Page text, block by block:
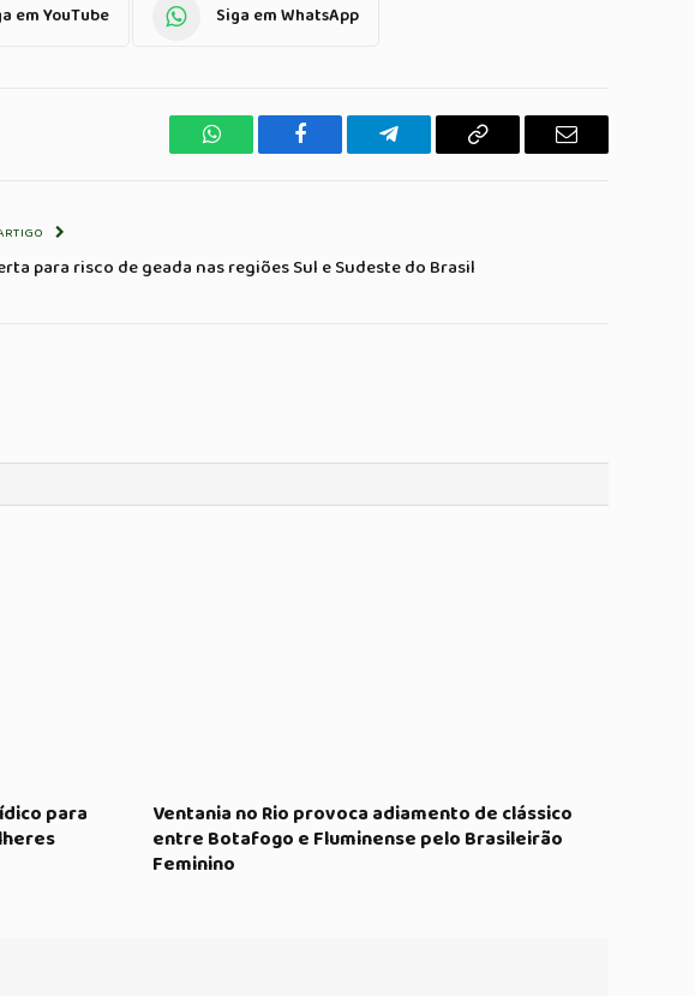
em YouTube Siga em WhatsApp
WhatsAppFacebook TelegramaCopiar
E-
para risco de geada nas regiões Sul e Sudeste do Brasil
para
Ventania no Rio provoca adiamento de clássico
entre Botafogo e Fluminense pelo Brasileirão
Feminino